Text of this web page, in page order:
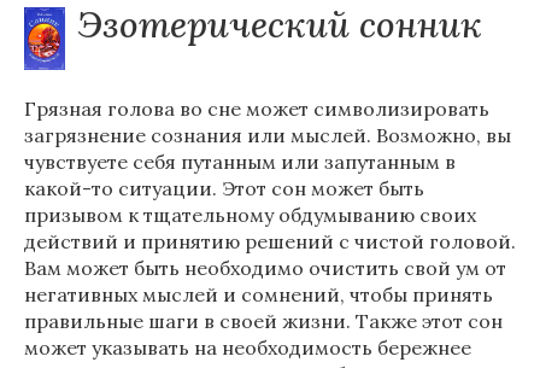
Эзотерический сонник
Грязная голова во сне может символизировать
загрязнение сознания или мыслей. Возможно, вы
чувствуете себя путанным или запутанным в
какой-то ситуации. Этот сон может быть
призывом к тщательному обдумыванию своих
действий и принятию решений с чистой головой.
Вам может быть необходимо очистить свой ум от
негативных мыслей и сомнений, чтобы принять
правильные шаги в своей жизни. Также этот сон
может указывать на необходимость бережнее